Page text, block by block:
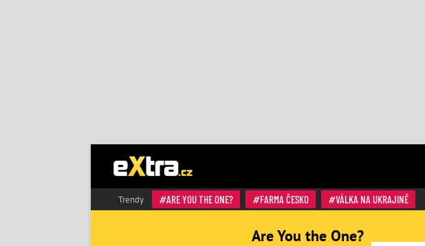
Trendy ARE YOU THE ONE? FARMA ČESKO VÁLKA NA UKRAJINĚ
Are You the One?